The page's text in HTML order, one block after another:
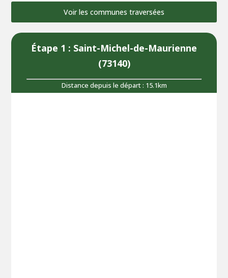
Voir les communes traversées
Étape 1 : Saint-Michel-de-Maurienne
(73140)
Distance depuis le départ : 15.1km